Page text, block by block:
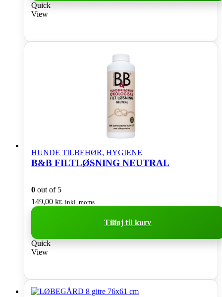
Quick
View
HUNDE TILBEHØR, HYGIENE
B&B FILTLØSNING NEUTRAL
0 out of 5
149,00 kr. inkl. moms
Tilføj til kurv
Quick
View